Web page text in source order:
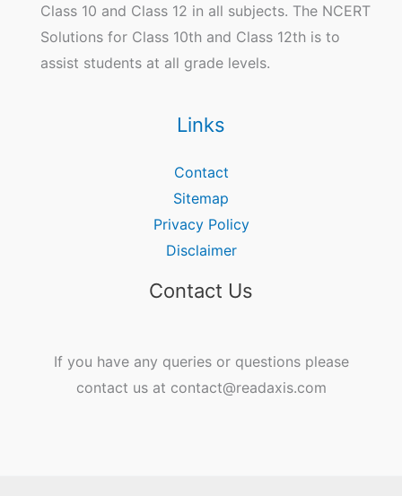
Class 10 and Class 12 in all subjects. The NCERT
Solutions for Class 10th and Class 12th is to
assist students at all grade levels.
Links
Contact
Sitemap
Privacy Policy
Disclaimer
Contact Us
If you have any queries or questions please
contact us at contact@readaxis.com